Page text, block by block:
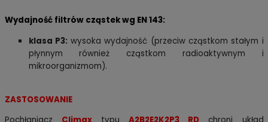
Wydajność filtrów cząstek wg EN 143:
klasa P3: wysoka wydajność (przeciw cząstkom stałym i
płynnym również cząstkom radioaktywnym i
mikroorganizmom).
ZASTOSOWANIE